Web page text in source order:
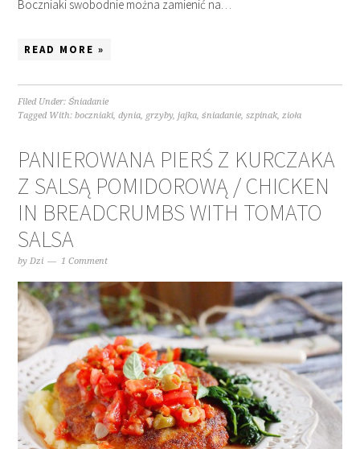
Boczniaki swobodnie można zamienić na…
READ MORE »
Filed Under:Śniadanie
Tagged With:boczniaki,dynia, grzyby,jajka,śniadanie,szpinak,zioła
PANIEROWANA PIERŚ Z KURCZAKA
Z SALSĄ POMIDOROWĄ / CHICKEN
IN BREADCRUMBS WITH TOMATO
SALSA
byDzi 1 Comment